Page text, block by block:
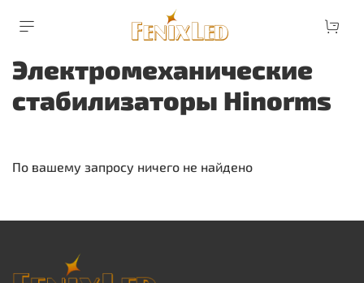
Электромеханические
стабилизаторы Hinorms
По вашему запросу ничего не найдено